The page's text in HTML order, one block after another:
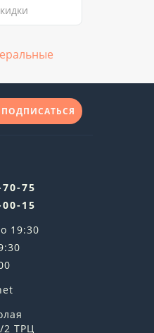
ПОДПИСАТЬСЯ
75
15
19:30
2 ТРЦ